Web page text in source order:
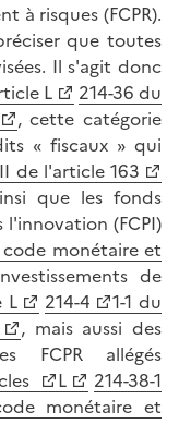
à risques (FCPR).
que toutes
Il s'agit donc
L
214-36 du
, cette catégorie
« fiscaux » qui
II de l'article 163
que les fonds
(FCPI)
code monétaire et
de
L 214-4
1-1 du
, mais aussi des
FCPR allégés
L
214-38-1
monétaire et